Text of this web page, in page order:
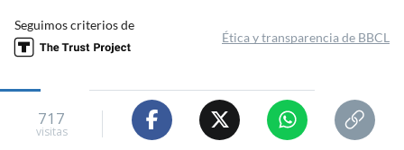
Seguimos criterios de
Ética y transparencia de BBCL
717
visitas